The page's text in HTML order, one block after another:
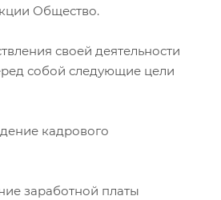
Общество.
своей деятельности
собой следующие цели
кадрового
заработной платы